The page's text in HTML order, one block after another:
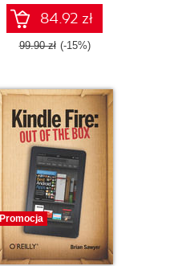
84.92 zł
99.90 zł (-15%)
Promocja